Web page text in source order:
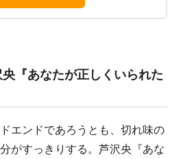
『あなたが正しくいられた
エンドであろうとも、切れ味の
がすっきりする。芦沢央『あな